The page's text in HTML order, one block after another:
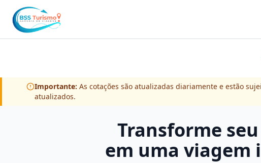
Importante: As cotações são atualizadas diariamente e estão
atualizados.
Transforme
em uma viagem